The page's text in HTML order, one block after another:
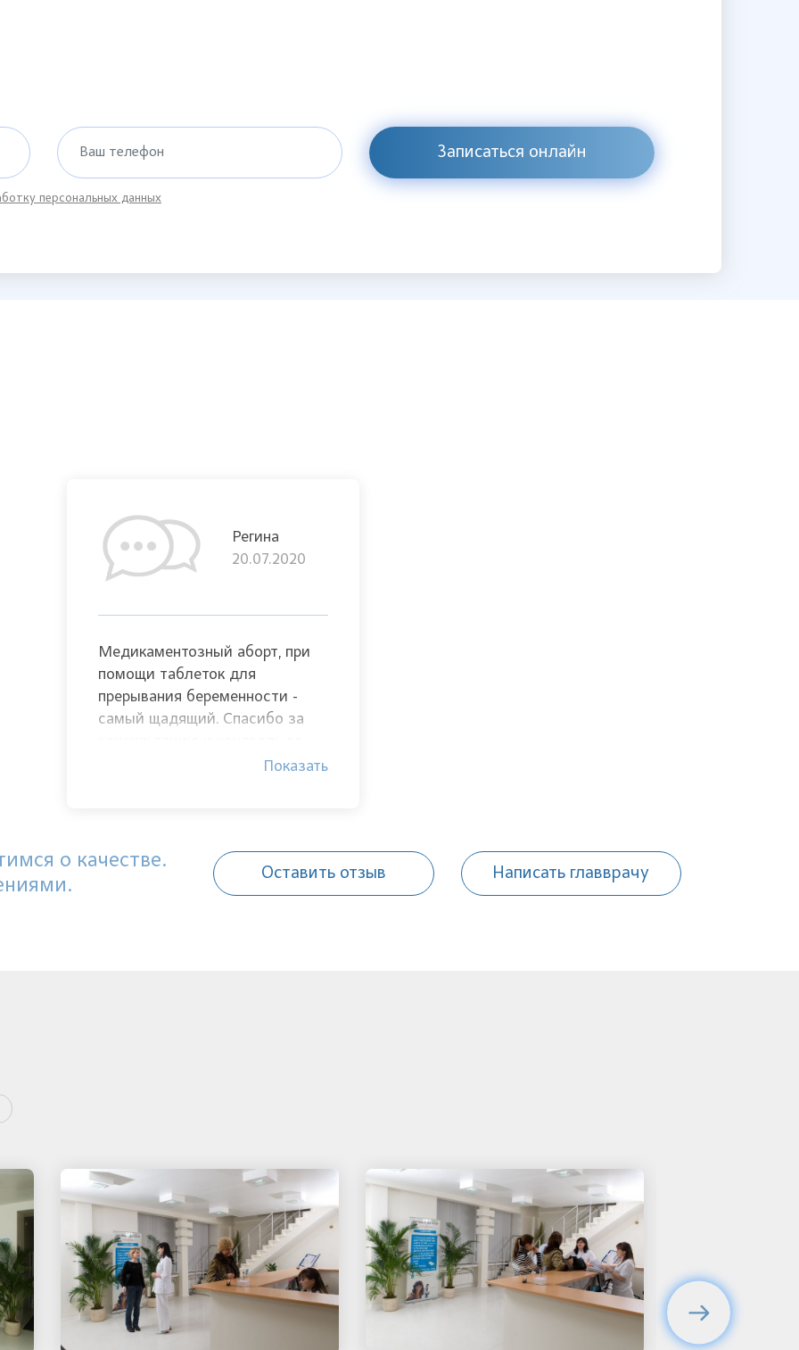
Ваш телефон Записаться онлайн
персональных данных
Регина
20.07.2020
Медикаментозный аборт, при
помощи таблеток для
прерывания беременности -
самый щадящий. Спасибо за
процедурой, Сидоровой Лилии
Показать
о качестве.
Оставить отзыв Написать главврачу